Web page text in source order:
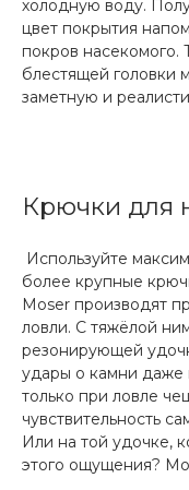
холодную воду.
цвет покрытия
покров насекомого.
блестящей головки
заметную и
Крючки для
Используйте
более крупные
Moser производят
ловли. С тяжёлой
резонирующей
удары о камни даже
только при ловле
чувствительность
Или на той удочке,
этого ощущения?